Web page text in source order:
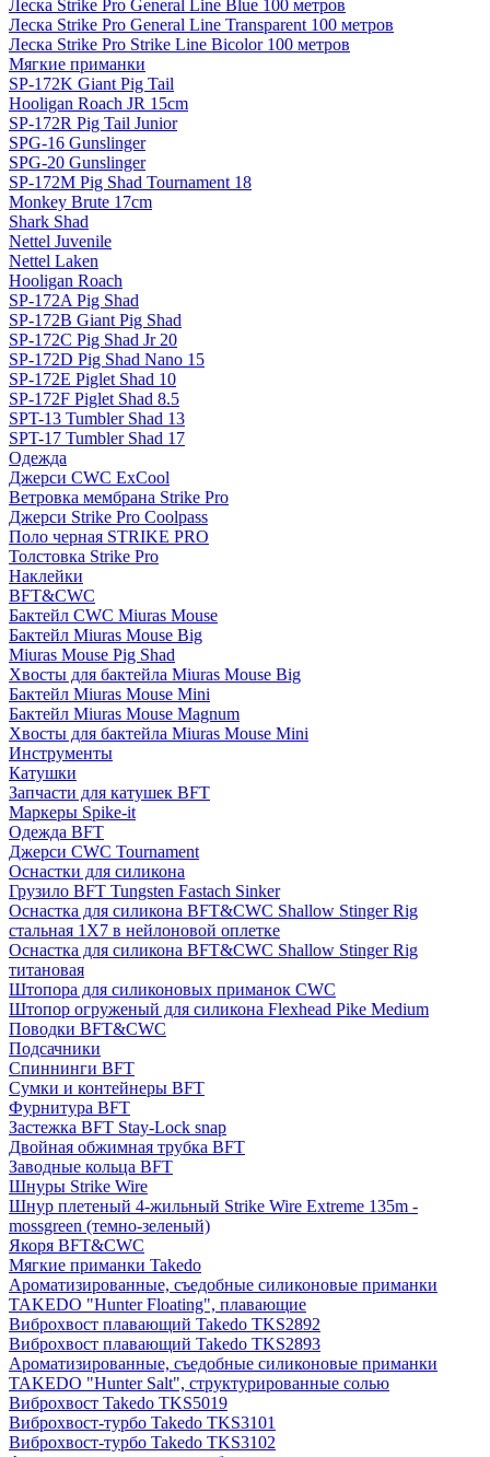
Леска Strike Pro General Line Blue 100 метров
Леска Strike Pro General Line Transparent 100 метров
Леска Strike Pro Strike Line Bicolor 100 метров
Мягкие приманки
SP-172K Giant Pig Tail
Hooligan Roach JR 15cm
SP-172R Pig Tail Junior
SPG-16 Gunslinger
SPG-20 Gunslinger
SP-172M Pig Shad Tournament 18
Monkey Brute 17cm
Shark Shad
Nettel Juvenile
Nettel Laken
Hooligan Roach
SP-172A Pig Shad
SP-172B Giant Pig Shad
SP-172C Pig Shad Jr 20
SP-172D Pig Shad Nano 15
SP-172E Piglet Shad 10
SP-172F Piglet Shad 8.5
SPT-13 Tumbler Shad 13
SPT-17 Tumbler Shad 17
Одежда
Джерси CWC ExCool
Ветровка мембрана Strike Pro
Джерси Strike Pro Coolpass
Поло черная STRIKE PRO
Толстовка Strike Pro
Наклейки
BFT&CWC
Бактейл CWC Miuras Mouse
Бактейл Miuras Mouse Big
Miuras Mouse Pig Shad
Хвосты для бактейла Miuras Mouse Big
Бактейл Miuras Mouse Mini
Бактейл Miuras Mouse Magnum
Хвосты для бактейла Miuras Mouse Mini
Инструменты
Катушки
Запчасти для катушек BFT
Маркеры Spike-it
Одежда BFT
Джерси CWC Tournament
Оснастки для силикона
Грузило BFT Tungsten Fastach Sinker
Оснастка для силикона BFT&CWC Shallow Stinger Rig
стальная 1X7 в нейлоновой оплетке
Оснастка для силикона BFT&CWC Shallow Stinger Rig
титановая
Штопора для силиконовых приманок CWC
Штопор огруженый для силикона Flexhead Pike Medium
Поводки BFT&CWC
Подсачники
Спиннинги BFT
Сумки и контейнеры BFT
Фурнитура BFT
Застежка BFT Stay-Lock snap
Двойная обжимная трубка BFT
Заводные кольца BFT
Шнуры Strike Wire
Шнур плетеный 4-жильный Strike Wire Extreme 135m -
mossgreen (темно-зеленый)
Якоря BFT&CWC
Мягкие приманки Takedo
Ароматизированные, съедобные силиконовые приманки
TAKEDO "Hunter Floating", плавающие
Виброхвост плавающий Takedo TKS2892
Виброхвост плавающий Takedo TKS2893
Ароматизированные, съедобные силиконовые приманки
TAKEDO "Hunter Salt", структурированные солью
Виброхвост Takedo TKS5019
Виброхвост-турбо Takedo TKS3101
Виброхвост-турбо Takedo TKS3102